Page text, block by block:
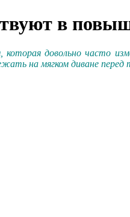
в
которая довольно часто
на мягком диване